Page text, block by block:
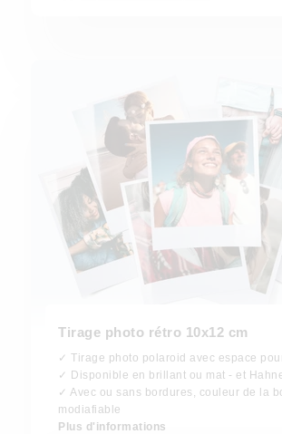
Tirage photo rétro 10x12 cm
✓ Tirage photo polaroid avec espace
✓ Disponible en brillant ou mat - et
✓ Avec ou sans bordures, couleur de la
modiafiable
Plus d'informations